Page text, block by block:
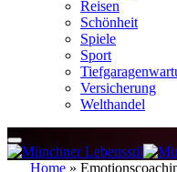
Reisen
Schönheit
Spiele
Sport
Versicherung
Welthandel
Home »